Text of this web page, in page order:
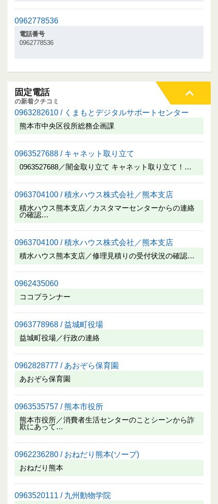
0962778536
電話番号
0962778536
固定電話
の新着クチコミ
0963282610 / くまもとデジタルサポートセンター
熊本市中央区役所総務企画課
0963527688 / キャネット取り立て
0963527688／闇金取り立て キャネット取り立て！…
0963704100 / 積水ハウス株式会社／熊本支店
積水ハウス熊本支店／カスタマーセンターからの連絡
の確認…
0963704100 / 積水ハウス株式会社／熊本支店
積水ハウス熊本支店／修理見積りの受付状況の確認…
0962435060
ココプランナー
0963778968 / 益城町役場
益城町役場／行政の連絡
0962828777 / あおぞら保育園
あおぞら保育園
0963535757 / 熊本市役所
熊本市役所／消費者生活センターのことシーンから詐
欺にあって…
0962236280 / おねだり熊本(ソープ)
おねだり熊本
0963520111 / 九州動物学院